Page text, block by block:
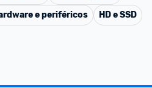
e periféricos
HD e SSD